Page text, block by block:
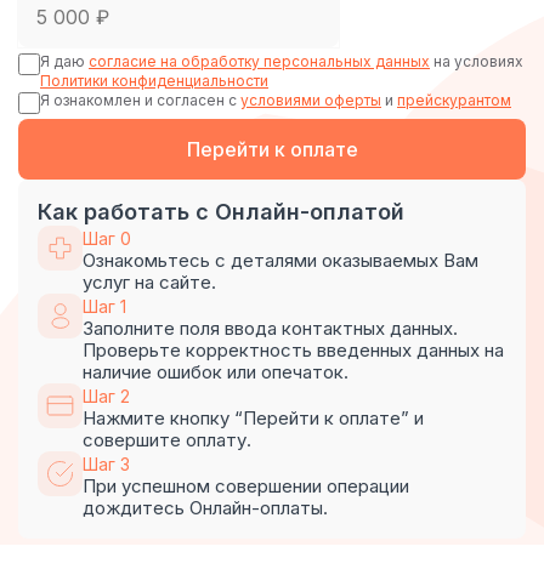
Я даю согласие на обработку персональных данных на условиях
Политики конфиденциальности
Я ознакомлен и согласен с условиями оферты и прейскурантом
Перейти к оплате
Как работать с Онлайн-оплатой
Шаг 0
Ознакомьтесь с деталями оказываемых Вам
услуг на сайте.
Шаг 1
Заполните поля ввода контактных данных.
Проверьте корректность введенных данных на
наличие ошибок или опечаток.
Шаг 2
Нажмите кнопку “Перейти к оплате” и
совершите оплату.
Шаг 3
При успешном совершении операции
дождитесь Онлайн-оплаты.